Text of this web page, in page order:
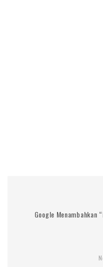
Google